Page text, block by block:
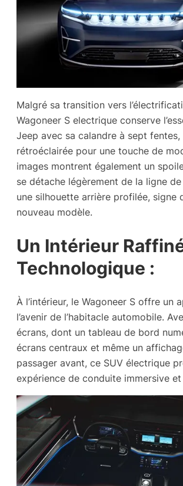
Malgré sa transition vers
Wagoneer S electrique conserve
Jeep avec sa calandre à sept fentes,
rétroéclairée pour une touche de
images montrent également un
se détache légèrement de la ligne
une silhouette arrière profilée, signe
nouveau modèle.
Un Intérieur
Technologique :
À l’intérieur, le Wagoneer S offre un
l’avenir de l’habitacle automobile.
écrans, dont un tableau de bord
écrans centraux et même un
passager avant, ce SUV électrique
expérience de conduite immersive